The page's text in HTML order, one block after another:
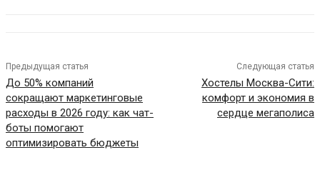
Предыдущая статья
До 50% компаний
сокращают маркетинговые
расходы в 2026 году: как чат-
боты помогают
оптимизировать бюджеты
Следующая статья
Хостелы Москва-Сити:
комфорт и экономия в
сердце мегаполиса